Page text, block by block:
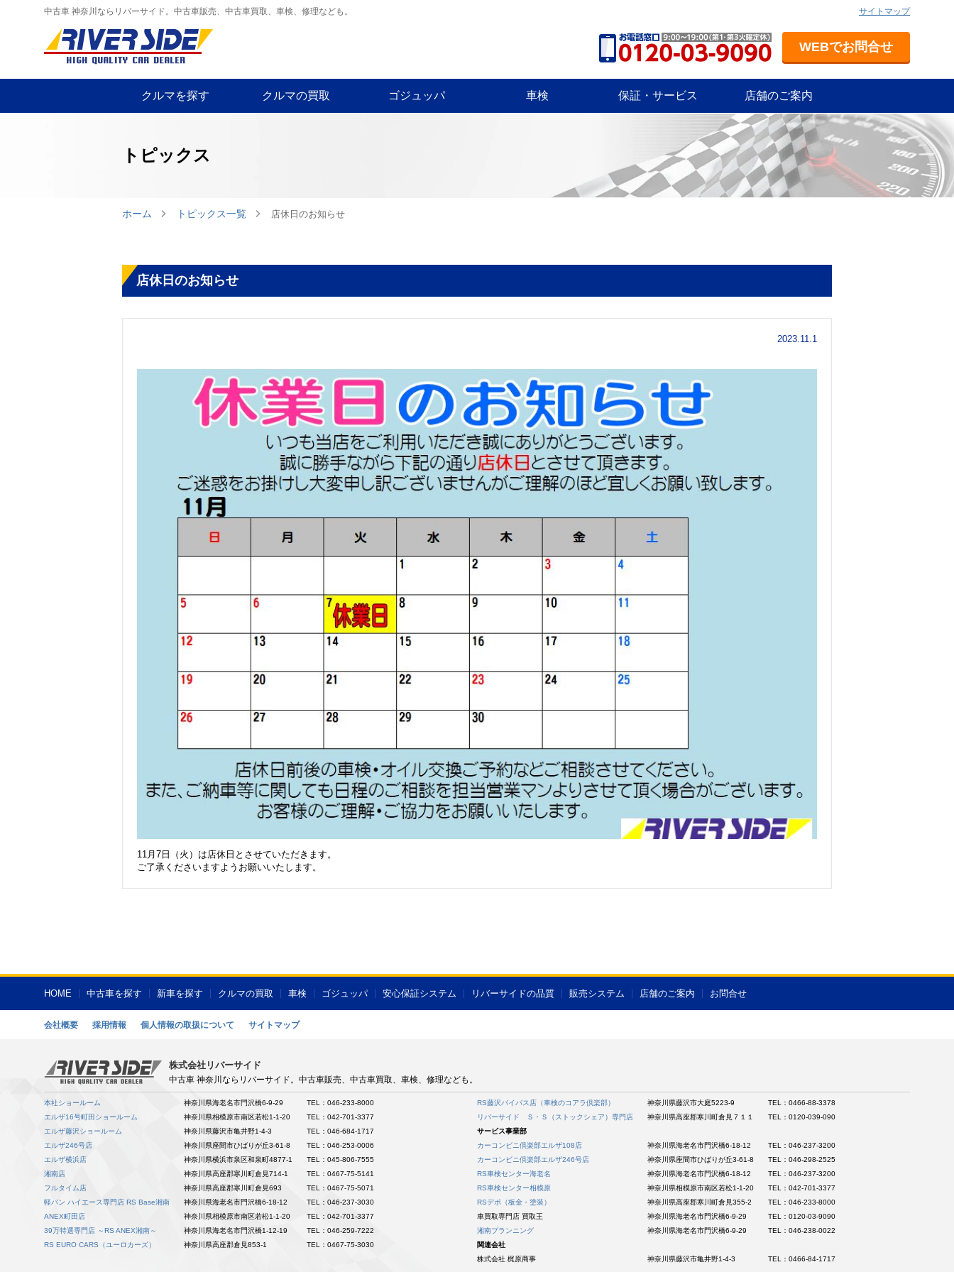
中古車 神奈川ならリバーサイド。中古車販売、中古車買取、車検、修理なども。 サイトマップ
WEBでお問合せ
クルマを探す クルマの買取 ゴジュッパ 車検 保証・サービス 店舗のご案内
トピックス
ホーム トピックス一覧 店休日のお知らせ
店休日のお知らせ
2023.11.1
11月7日（火）は店休日とさせていただきます。
ご了承くださいますようお願いいたします。
HOME 中古車を探す 新車を探す クルマの買取 車検 ゴジュッパ 安心保証システム リバーサイドの品質 販売システム 店舗のご案内 お問合せ
会社概要 採用情報 個人情報の取扱について サイトマップ
株式会社リバーサイド
中古車 神奈川ならリバーサイド。中古車販売、中古車買取、車検、修理なども。
本社ショールーム 神奈川県海老名市門沢橋6-9-29
TEL：046-233-8000
エルザ16号町田ショールーム
神奈川県相模原市南区若松1-1-20
TEL：042-701-3377
エルザ藤沢ショールーム
神奈川県藤沢市亀井野1-4-3
TEL：046-684-1717
エルザ246号店
神奈川県座間市ひばりが丘3-61-8
TEL：046-253-0006
エルザ横浜店
神奈川県横浜市泉区和泉町4877-1
TEL：045-806-7555
湘南店
神奈川県高座郡寒川町倉見714-1
TEL：0467-75-5141
フルタイム店
神奈川県高座郡寒川町倉見693
TEL：0467-75-5071
軽バン ハイエース専門店 RS Base湘南
神奈川県海老名市門沢橋6-18-12
TEL：046-237-3030
ANEX町田店
神奈川県相模原市南区若松1-1-20
TEL：042-701-3377
39万特選専門店 ～RS ANEX湘南～
神奈川県海老名市門沢橋1-12-19
TEL：046-259-7222
RS EURO CARS（ユーロカーズ）
神奈川県高座郡倉見853-1 TEL：0467-75-3030
RS藤沢バイパス店（車検のコアラ倶楽部） 神奈川県藤沢市大庭5223-9
TEL：0466-88-3378
リバーサイド Ｓ・Ｓ（ストックシェア）専門店
神奈川県高座郡寒川町倉見７１１
TEL：0120-039-090
サービス事業部
カーコンビニ倶楽部エルザ108店
神奈川県海老名市門沢橋6-18-12
TEL：046-237-3200
カーコンビニ倶楽部エルザ246号店
神奈川県座間市ひばりが丘3-61-8
TEL：046-298-2525
RS車検センター海老名
神奈川県海老名市門沢橋6-18-12
TEL：046-237-3200
RS車検センター相模原
神奈川県相模原市南区若松1-1-20
TEL：042-701-3377
RSデポ（板金・塗装）
神奈川県高座郡寒川町倉見355-2
TEL：046-233-8000
車買取専門店 買取王
神奈川県海老名市門沢橋6-9-29
TEL：0120-03-9090
湘南プランニング
神奈川県海老名市門沢橋6-9-29
TEL：046-238-0022
関連会社
株式会社 梶原商事
神奈川県藤沢市亀井野1-4-3 TEL：0466-84-1717